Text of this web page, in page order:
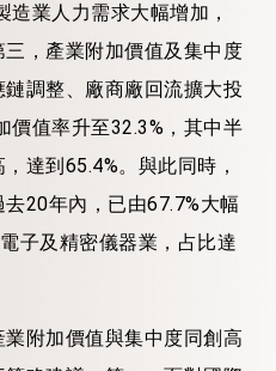
業人力需求大幅增加，
，產業附加價值及集中度
調整、廠商廠回流擴大投
價值率升至32.3%，其中半
達到65.4%。與此同時，
20年內，已由67.7%大幅
子及精密儀器業，占比達
附加價值與集中度同創高